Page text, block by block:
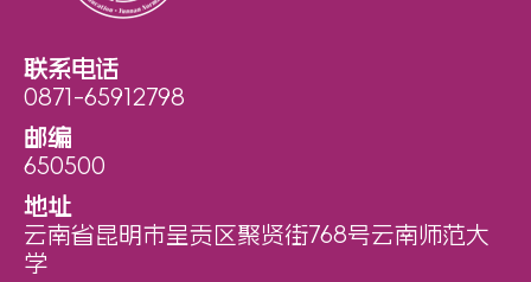
联系电话
0871-65912798
邮编
650500
地址
云南省昆明市呈贡区聚贤街768号云南师范大
学